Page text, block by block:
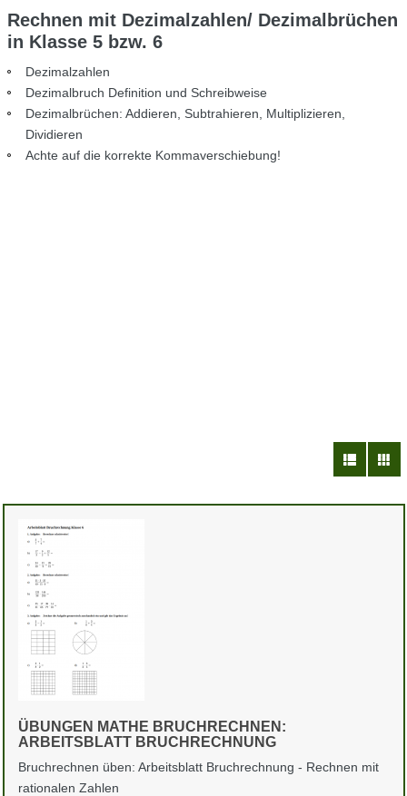
Rechnen mit Dezimalzahlen/ Dezimalbrüchen
in Klasse 5 bzw. 6
Dezimalzahlen
Dezimalbruch Definition und Schreibweise
Dezimalbrüchen: Addieren, Subtrahieren, Multiplizieren,
Dividieren
Achte auf die korrekte Kommaverschiebung!
ÜBUNGEN MATHE BRUCHRECHNEN:
ARBEITSBLATT BRUCHRECHNUNG
Bruchrechnen üben: Arbeitsblatt Bruchrechnung - Rechnen mit
rationalen Zahlen